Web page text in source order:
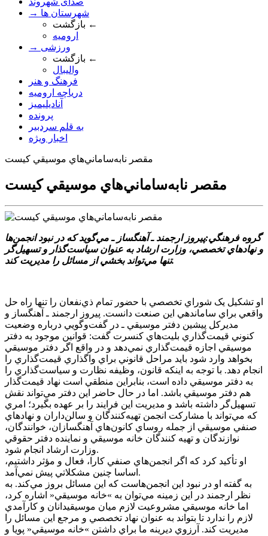
→ شهرستان ها
بازگشت ←
ارومیه
→ ورزشی
بازگشت ←
والیبال
فرهنگ و هنر
دریاچه ارومیه
آنادیلیمیز
پرونده
به قلم سردبیر
اخبار ویژه
مقصر نابه‌ساماني‌هاي موسيقي کيست
مقصر نابه‌ساماني‌هاي موسيقي کيست
گروه فرهنگي:پيروز ارجمند ـ آهنگساز ـ مي‌گويد که در نبود انجمن‌ها
و نهادهاي تخصصي، وزارت ارشاد به‌ عنوان سياست‌گذار و تسهيل‌گر
تنها مي‌تواند بخشي از مسائل را مديريت کند.
او تشکيل يک شوراي تخصصي با حضور تمام ذي‌نفعان را تنها راه حل
واقعي براي ساماندهي اين صنعت دانست. پيروز ارجمند ـ آهنگساز و
مديرکل پيشين دفتر موسيقي ـ در گفت‌وگويي درباره وضعيت
کنوني قيمت‌گذاري بليت‌هاي کنسرت گفت: قوانين موجود به دفتر
موسيقي اجازه قيمت‌گذاري نمي‌دهد و در واقع اگر دفتر موسيقي
بخواهد وارد شود بايد مراحل قانوني براي واگذاري قيمت‌گذاري را
انجام دهد. با توجه به اينکه قانون، وظيفه نظارت و سياست‌گذاري را
به دفتر موسيقي داده است، بنابراين منطقي است نهاد قيمت‌گذار
هم دفتر موسيقي باشد. اما در حال حاضر اين دفتر مي‌تواند نقش
تسهيل‌گر داشته باشد و مديريت اين فرايند را بر عهده بگيرد؛ امري
که مي‌تواند با مشارکت انجمن تهيه‌کنندگان و سالن‌داران و نهادهاي
صنفي موسيقي از جمله روساي کانون‌هاي آهنگسازان، خوانندگان،
نوازندگان و تهيه کنندگان خانه موسيقي و نماينده دفتر حقوقي
وزارت ارشاد انجام شود.
او تأکيد کرد که اگر انجمن‌هاي صنفي کارا، فعال و مؤثر داشتيم،
اساسا چنين مشکلاتي پيش نمي‌آمد.
به گفته او در نبود اين انجمن‌هاست که اين مسائل بروز مي‌کند. به
نظر ارجمند در اين زمينه مي‌توان به »خانه موسيقي« اشاره کرد،
اما خانه موسيقي مشروعيت لازم ميان موسيقيدانان و کارآمدي
لازم را ندارد تا بتواند به عنوان نهاد تخصصي و مرجع اين مسائل را
مديريت کند. آرزوي ديرينه ما براي داشتن »خانه موسيقي« پويا و